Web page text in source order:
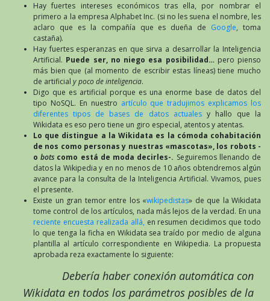
Hay fuertes intereses económicos tras ella, por nombrar el
primero a la empresa Alphabet Inc. (si no les suena el nombre, les
aclaro que es la compañía que es dueña de Google, toma
castaña).
Hay fuertes esperanzas en que sirva a desarrollar la Inteligencia
Artificial. Puede ser, no niego esa posibilidad… pero pienso
más bien que (al momento de escribir estas líneas) tiene mucho
de artificial y poco de inteligencia.
Digo que es artificial porque es una enorme base de datos del
tipo NoSQL. En nuestro artículo que tradujimos explicamos los
diferentes tipos de bases de datos actualesy hallo que la
Wikidata es eso pero tiene un giro especial, atentos y atentas.
Lo que distingue a la Wikidata es la cómoda cohabitación
de nos como personas y nuestras «mascotas», los robots -
obots como está de moda decirles-. Seguiremos llenando de
datos la Wikipedia y en no menos de 10 años obtendremos algún
avance para la consulta de la Inteligencia Artificial. Vivamos, pues
el presente.
Existe un gran temor entre los «wikipedistas» de que la Wikidata
tome control de los artículos, nada más lejos de la verdad. En una
reciente encuesta realizada allá, en resumen decidimos que todo
lo que tenga la ficha en Wikidata sea traído por medio de alguna
plantilla al artículo correspondiente en Wikipedia. La propuesta
aprobada reza exactamente lo siguiente:
Debería haber conexión automática con
Wikidata en todos los parámetros posibles de la